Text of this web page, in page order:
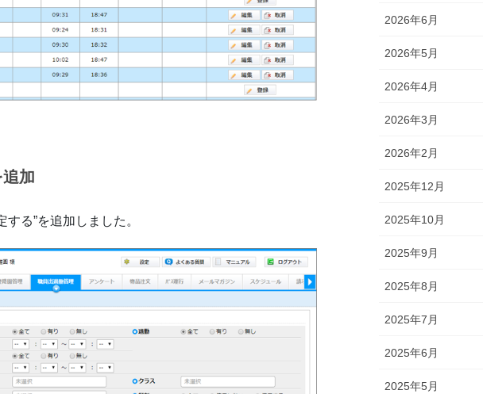
加
る”を追加しました。
2026年6月
2026年5月
2026年4月
2026年3月
2026年2月
2025年12月
2025年10月
2025年9月
2025年8月
2025年7月
2025年6月
2025年5月